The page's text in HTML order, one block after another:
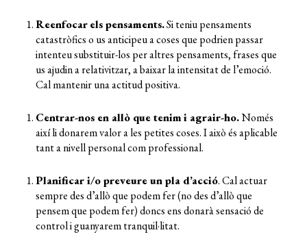
Reenfocarels pensaments.Siteniupensaments
catastròfics o usanticipeua coses que podrien passar
intenteusubstituir-los per altres pensaments, frases que
usajudin a relativitzar, a baixar la intensitat de l’emoció.
Cal mantenir una actitud positiva.
Centrar-nos en allò quetenimi agrair-ho.Només
així li donarem valor a les petites coses. I això és aplicable
tant a nivellpersonalcom professional.
Planificar i/o preveure un pla d’acció. Calactuar
sempre des d’allò que podem fer (no desd’allò que
pensem que podem fer) doncs ens donarà sensació de
control iguanyaremtranquil·litat.